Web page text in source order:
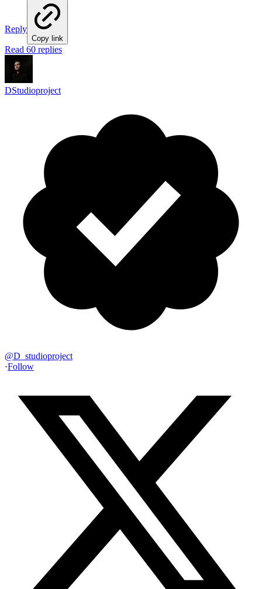
Reply
Copy link
Read 60 replies
DStudioproject
@D_studioproject
·Follow